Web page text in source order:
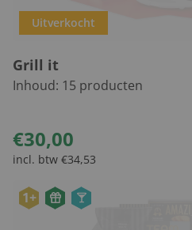
Uitverkocht
Grill it
Inhoud: 15 producten
€30,00
incl. btw €34,53
1+